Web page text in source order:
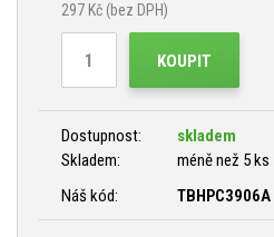
297 Kč (bez DPH)
KOUPIT
Dostupnost:
skladem
Skladem:
méně než 5 ks
Náš kód:
TBHPC3906A